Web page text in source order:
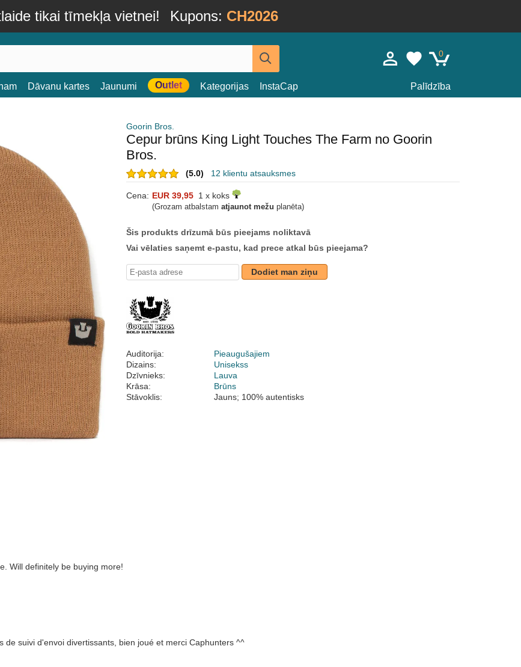
tikai tīmekļa vietnei! Kupons: CH2026
0
Dāvanu kartes Jaunumi Outlet Kategorijas InstaCap Palīdzība
Goorin Bros.
Cepur brūns King Light Touches The Farm no Goorin
Bros.
(5.0) 12 klientu atsauksmes
Cena: EUR 39,95 1 x koks
(Grozam atbalstam atjaunot mežu planēta)
Šis produkts drīzumā būs pieejams noliktavā
Vai vēlaties saņemt e-pastu, kad prece atkal būs pieejama?
Dodiet man ziņu
Auditorija:
Pieaugušajiem
Dizains:
Unisekss
Dzīvnieks:
Lauva
Krāsa:
Brūns
Stāvoklis:
Jauns; 100% autentisks
Will definitely be buying more!
suivi d'envoi divertissants, bien joué et merci Caphunters ^^